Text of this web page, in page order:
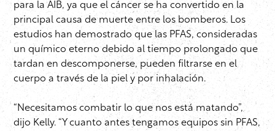
para la AIB, ya que el cáncer se ha convertido en la
principal causa de muerte entre los bomberos. Los
estudios han demostrado que las PFAS, consideradas
un químico eterno debido al tiempo prolongado que
tardan en descomponerse, pueden filtrarse en el
cuerpo a través de la piel y por inhalación.
“Necesitamos combatir lo que nos está matando”,
dijo Kelly. “Y cuanto antes tengamos equipos sin PFAS,